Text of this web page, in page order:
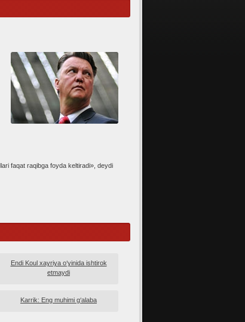
faqat raqibga foyda keltiradi», deydi
Endi Koul xayriya o‘yinida ishtirok
etmaydi
Karrik: Eng muhimi g‘alaba